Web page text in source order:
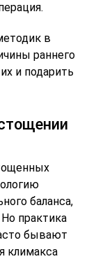
в
раннего
и подарить
баланса,
практика
бывают
климакса